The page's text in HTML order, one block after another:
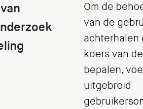
Om de
van de
achterhalen
koers van
bepalen,
uitgebreid